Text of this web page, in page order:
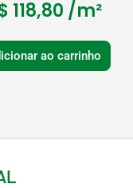
118,80 /m²
ao carrinho